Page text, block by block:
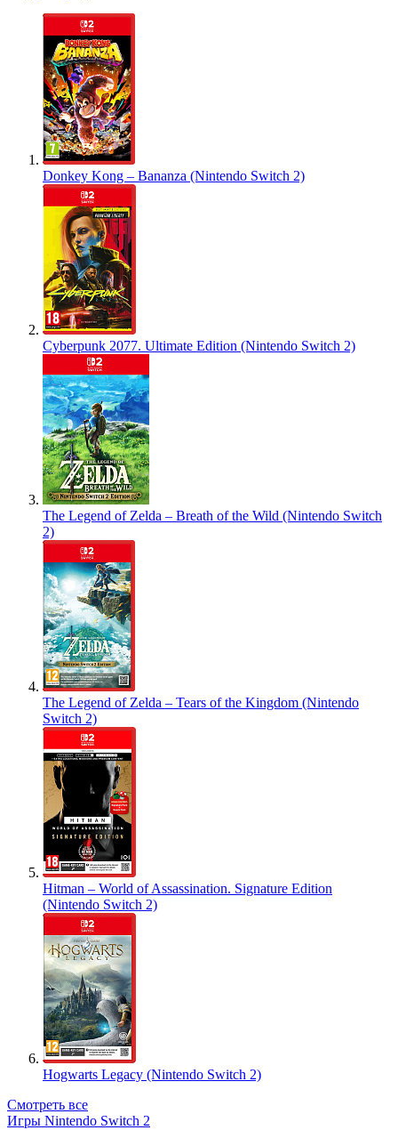
Donkey Kong – Bananza (Nintendo Switch 2)
Cyberpunk 2077. Ultimate Edition (Nintendo Switch 2)
The Legend of Zelda – Breath of the Wild (Nintendo Switch
2)
The Legend of Zelda – Tears of the Kingdom (Nintendo
Switch 2)
Hitman – World of Assassination. Signature Edition
(Nintendo Switch 2)
Hogwarts Legacy (Nintendo Switch 2)
Смотреть все
Игры Nintendo Switch 2